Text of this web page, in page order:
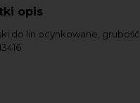
opis
do lin ocynkowane, grubość